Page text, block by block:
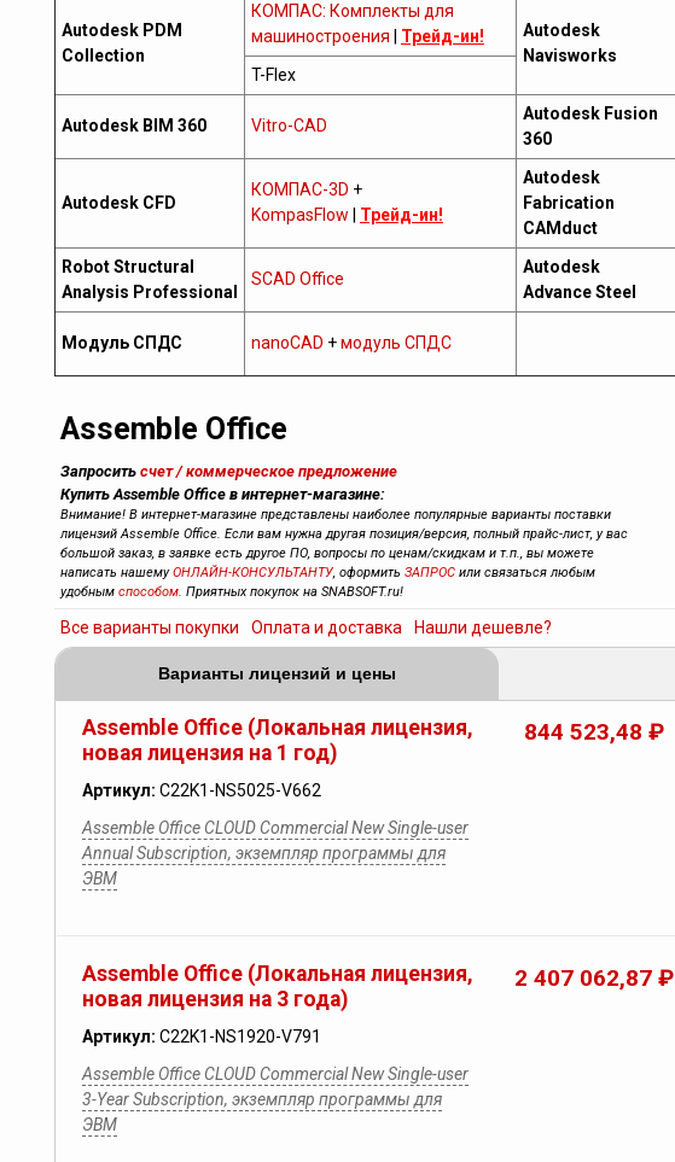
Autodesk PDM
Collection
КОМПАС: Комплекты для
машиностроения
Трейд-ин!
Autodesk
Navisworks
T-Flex
Autodesk BIM 360 Vitro-CAD
Autodesk Fusion
360
Autodesk CFD
КОМПАС-3D +
KompasFlow
Трейд-ин!
Autodesk
Fabrication
CAMduct
Robot Structural
Analysis Professional
SCAD Office
Autodesk
Advance Steel
Модуль СПДС nanoCAD +модуль СПДС
Assemble Office
Запросить счет / коммерческое предложение
Купить Assemble Office в интернет-магазине:
Внимание! В интернет-магазине представлены наиболее популярные варианты поставки
лицензий Assemble Office. Если вам нужна другая позиция/версия, полный прайс-лист, у вас
большой заказ, в заявке есть другое ПО, вопросы по ценам/скидкам и т.п., вы можете
написать нашемуОНЛАЙН-КОНСУЛЬТАНТУ, оформить ЗАПРОСили связаться любым
удобным способом. Приятных покупок на SNABSOFT.ru!
Все варианты покупки Оплата и доставка Нашли дешевле?
Варианты лицензий и цены
Assemble Office (Локальная лицензия,
новая лицензия на 1 год)
Артикул: C22K1-NS5025-V662
Assemble Office CLOUD Commercial New Single-user
Annual Subscription, экземпляр программы для
ЭВМ
844 523,48 ₽
Assemble Office (Локальная лицензия,
новая лицензия на 3 года)
Артикул: C22K1-NS1920-V791
Assemble Office CLOUD Commercial New Single-user
3-Year Subscription, экземпляр программы для
ЭВМ
2 407 062,87 ₽